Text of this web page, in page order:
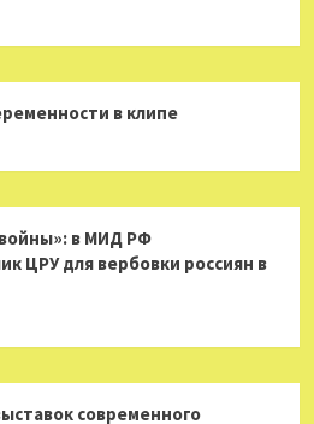
в клипе
в МИД РФ
ЦРУ для вербовки россиян в
современного